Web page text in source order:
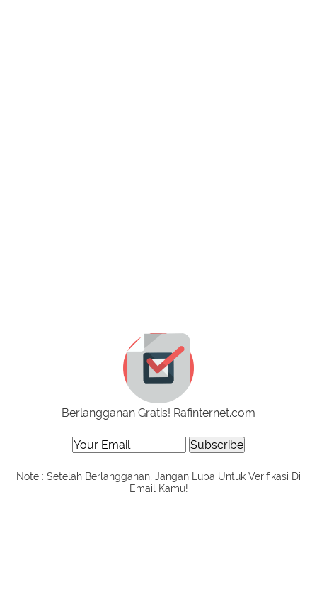
Berlangganan Gratis! Rafinternet.com
Note : Setelah Berlangganan, Jangan Lupa Untuk Verifikasi Di
Email Kamu!